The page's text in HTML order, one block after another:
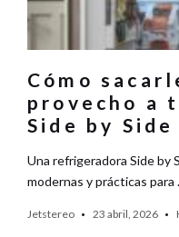
Cómo
provecho a
Side by Side
Una refrigeradora Side by
modernas y prácticas para
Jetstereo 23 abril, 2026